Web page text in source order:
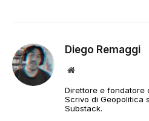
Diego Remaggi
Sito
Direttore e fondatore
Scrivo di Geopolitica
Substack.